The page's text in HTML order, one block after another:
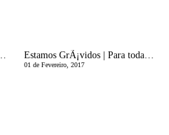
tanto! Estamos GrÃ¡vidos | Para todas as mÃ£es que passam o dia em casa sem fazer nada!
01 de Fevereiro, 2017